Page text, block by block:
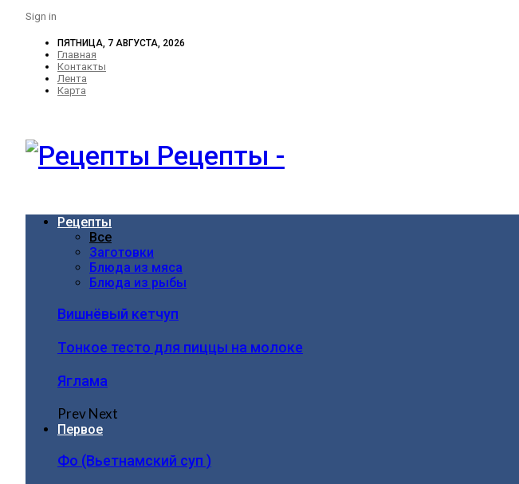
Sign in
ПЯТНИЦА, 7 АВГУСТА, 2026
Главная
Контакты
Лента
Карта
Рецепты -
Рецепты
Все
Заготовки
Блюда из мяса
Блюда из рыбы
Вишнёвый кетчуп
Тонкое тесто для пиццы на молоке
Яглама
PrevNext
Первое
Фо (Вьетнамский суп )